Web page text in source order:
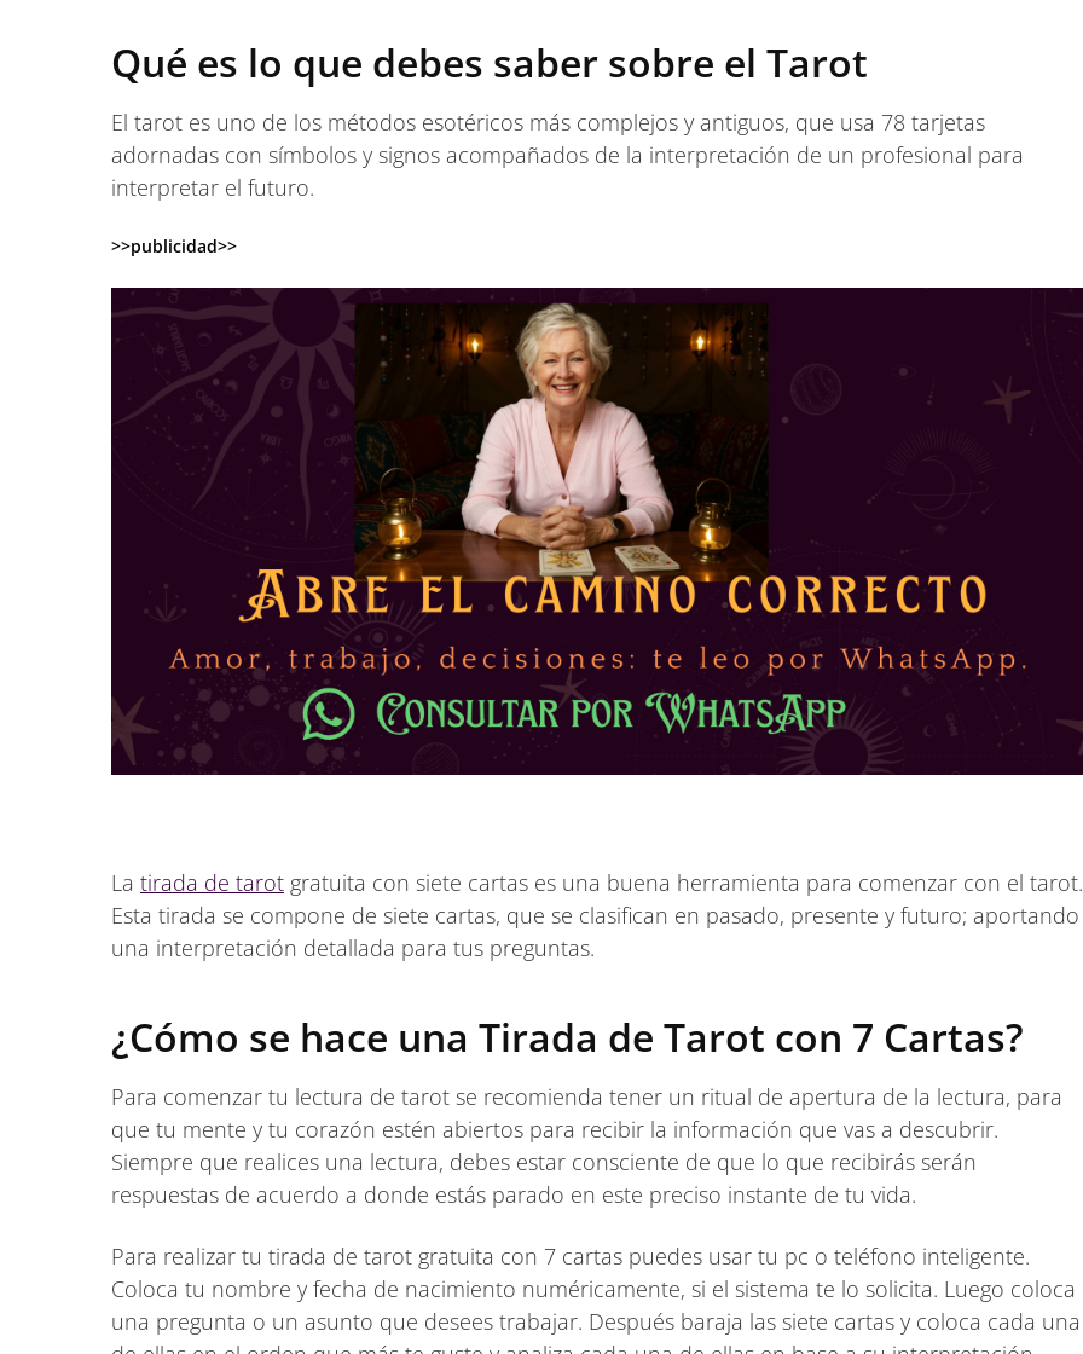
Qué es lo que debes saber sobre el Tarot
El tarot es uno de los métodos esotéricos más complejos y antiguos, que usa 78 tarjetas
adornadas con símbolos y signos acompañados de la interpretación de un profesional para
interpretar el futuro.
>>publicidad>>
La tirada de tarot gratuita con siete cartas es una buena herramienta para comenzar con el tarot.
Esta tirada se compone de siete cartas, que se clasifican en pasado, presente y futuro; aportando
una interpretación detallada para tus preguntas.
¿Cómo se hace una Tirada de Tarot con 7 Cartas?
Para comenzar tu lectura de tarot se recomienda tener un ritual de apertura de la lectura, para
que tu mente y tu corazón estén abiertos para recibir la información que vas a descubrir.
Siempre que realices una lectura, debes estar consciente de que lo que recibirás serán
respuestas de acuerdo a donde estás parado en este preciso instante de tu vida.
Para realizar tu tirada de tarot gratuita con 7 cartas puedes usar tu pc o teléfono inteligente.
Coloca tu nombre y fecha de nacimiento numéricamente, si el sistema te lo solicita. Luego coloca
una pregunta o un asunto que desees trabajar. Después baraja las siete cartas y coloca cada una